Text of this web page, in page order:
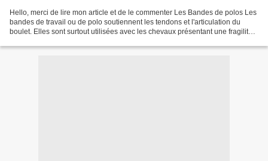
Hello, merci de lire mon article et de le commenter Les Bandes de polos Les
bandes de travail ou de polo soutiennent les tendons et l'articulation du
boulet. Elles sont surtout utilisées avec les chevaux présentant une fragilité